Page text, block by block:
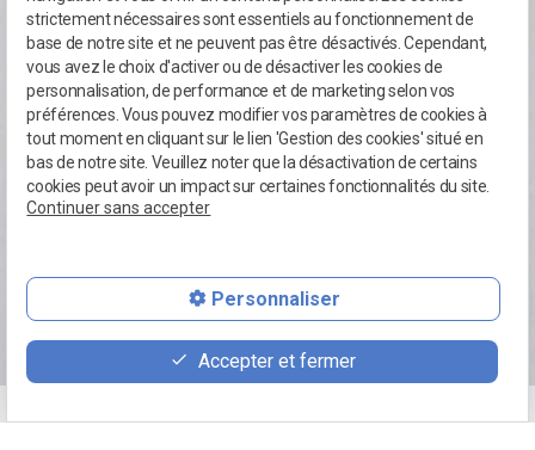
Inscrivez-vousgratuitement
à notre newsletter !
strictement nécessaires sont essentiels au fonctionnement de
base de notre site et ne peuvent pas être désactivés. Cependant,
vous avez le choix d'activer ou de désactiver les cookies de
personnalisation, de performance et de marketing selon vos
préférences. Vous pouvez modifier vos paramètres de cookies à
tout moment en cliquant sur le lien 'Gestion des cookies' situé en
bas de notre site. Veuillez noter que la désactivation de certains
cookies peut avoir un impact sur certaines fonctionnalités du site.
Continuer sans accepter
Personnaliser
Accepter et fermer